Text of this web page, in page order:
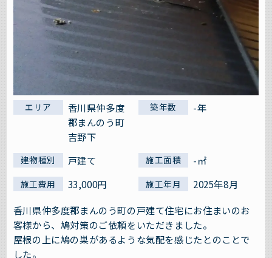
エリア
香川県仲多度
郡まんのう町
吉野下
築年数 -年
建物種別 戸建て 施工面積 -㎡
施工費用 33,000円 施工年月
2025年8月
香川県仲多度郡まんのう町の戸建て住宅にお住まいのお
客様から、鳩対策のご依頼をいただきました。
屋根の上に鳩の巣があるような気配を感じたとのことで
した。